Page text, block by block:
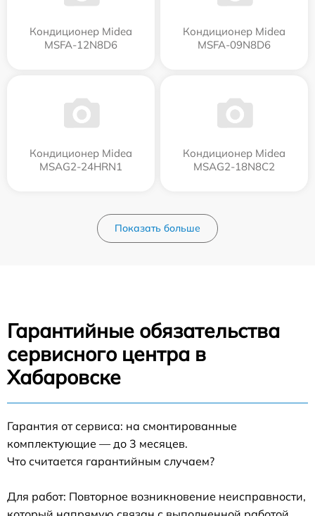
Кондиционер Midea
MSFA-12N8D6
Кондиционер Midea
MSFA-09N8D6
Кондиционер Midea
MSAG2-24HRN1
Кондиционер Midea
MSAG2-18N8C2
Показать больше
Гарантийные обязательства
сервисного центра в
Хабаровске
Гарантия от сервиса: на смонтированные
комплектующие — до 3 месяцев.
Что считается гарантийным случаем?
Для работ: Повторное возникновение неисправности,